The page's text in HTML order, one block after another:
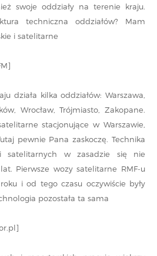
swoje oddziały na terenie kraju.
techniczna oddziałów? Mam
i satelitarne
działa kilka oddziałów: Warszawa,
Wrocław, Trójmiasto, Zakopane.
stacjonujące w Warszawie,
pewnie Pana zaskoczę. Technika
satelitarnych w zasadzie się nie
Pierwsze wozy satelitarne RMF-u
i od tego czasu oczywiście były
pozostała ta sama